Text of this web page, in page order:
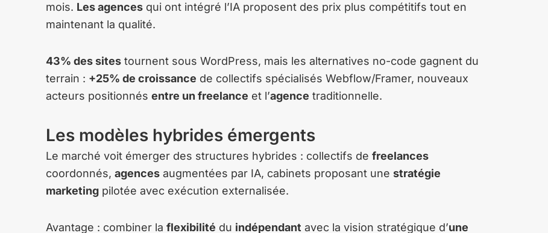
mois. Les agences qui ont intégré l’IA proposent des prix plus compétitifs tout en
maintenant la qualité.
43% des sites tournent sous WordPress, mais les alternatives no-code gagnent du
terrain : +25% de croissance de collectifs spécialisés Webflow/Framer, nouveaux
acteurs positionnés entre un freelance et l’agence traditionnelle.
Les modèles hybrides émergents
Le marché voit émerger des structures hybrides : collectifs de freelances
coordonnés, agences augmentées par IA, cabinets proposant une stratégie
marketing pilotée avec exécution externalisée.
Avantage : combiner la flexibilité du indépendant avec la vision stratégique d’une